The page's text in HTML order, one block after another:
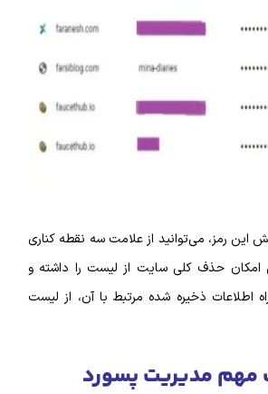
این رمز، می‌توانید از علامت سه نقطه کناری
امکان حذف کلی سایت از لیست را داشته و
اطلاعات ذخیره شده مرتبط با آن، از لیست
مهم مدیریت پسورد